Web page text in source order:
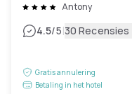
Antony
4.5/5|30 Recensies
Gratis annulering
Betaling in het hotel